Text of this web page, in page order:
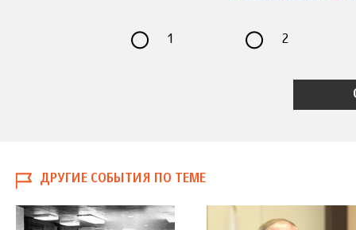
1 2
ДРУГИЕ СОБЫТИЯ ПО ТЕМЕ